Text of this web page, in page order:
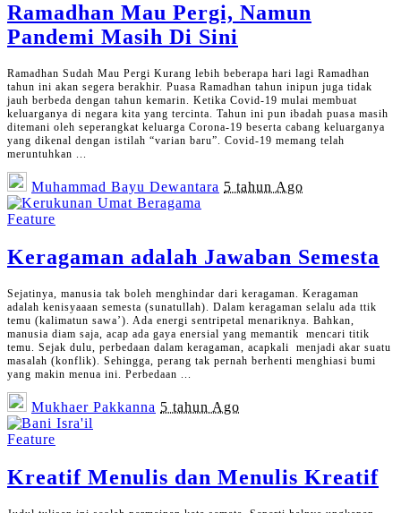
Ramadhan Mau Pergi, Namun
Pandemi Masih Di Sini
Ramadhan Sudah Mau Pergi Kurang lebih beberapa hari lagi Ramadhan
tahun ini akan segera berakhir. Puasa Ramadhan tahun inipun juga tidak
jauh berbeda dengan tahun kemarin. Ketika Covid-19 mulai membuat
keluarganya di negara kita yang tercinta. Tahun ini pun ibadah puasa masih
ditemani oleh seperangkat keluarga Corona-19 beserta cabang keluarganya
yang dikenal dengan istilah “varian baru”. Covid-19 memang telah
meruntuhkan ...
Posted
by
Muhammad Bayu Dewantara 5 tahun Ago
Feature
Keragaman adalah Jawaban Semesta
Sejatinya, manusia tak boleh menghindar dari keragaman. Keragaman
adalah kenisyaaan semesta (sunatullah). Dalam keragaman selalu ada ttik
temu (kalimatun sawa’). Ada energi sentripetal menariknya. Bahkan,
manusia diam saja, acap ada gaya enersial yang memantik mencari titik
temu. Sejak dulu, perbedaan dalam keragaman, acapkali menjadi akar suatu
masalah (konflik). Sehingga, perang tak pernah berhenti menghiasi bumi
yang makin menua ini. Perbedaan ...
Posted
by
Mukhaer Pakkanna 5 tahun Ago
Feature
Kreatif Menulis dan Menulis Kreatif